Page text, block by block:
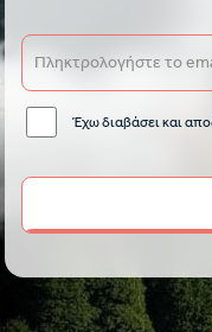
Έχω διαβάσει και